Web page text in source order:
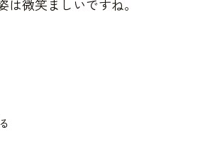
微笑ましいですね。